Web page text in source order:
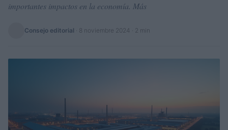
importantes impactos en la economía. Más
Consejo editorial 8 noviembre 2024 · 2 min